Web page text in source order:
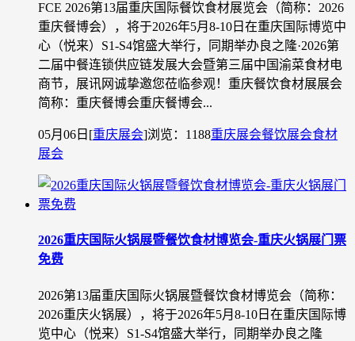
FCE 2026第13届重庆国际餐饮食材展览会（简称：2026
重庆餐博会），将于2026年5月8-10日在重庆国际博览中
心（悦来）S1-S4馆盛大举行，同期举办良之隆·2026第
二届中餐连锁供应链发展大会暨第三届中国渝菜食材电
商节，展讯网诚挚邀您莅临参观！重庆餐饮食材展展会
简称：重庆餐博会重庆餐博会...
05月06日 [重庆展会]浏览：1188重庆展会餐饮展会食材
展会
2026重庆国际火锅展暨餐饮食材博览会-重庆火锅展门票
免费
2026第13届重庆国际火锅展暨餐饮食材博览会（简称：
2026重庆火锅展），将于2026年5月8-10日在重庆国际博
览中心（悦来）S1-S4馆盛大举行，同期举办良之隆